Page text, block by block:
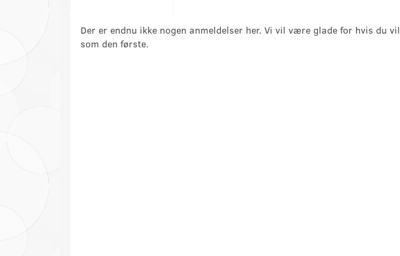
Der er endnu ikke nogen anmeldelser her. Vi vil være glade for hvis du
som den første.